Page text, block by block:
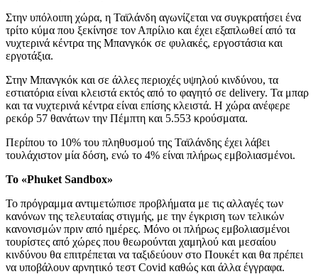
Στην υπόλοιπη χώρα, η Ταϊλάνδη αγωνίζεται να συγκρατήσει ένα
τρίτο κύμα που ξεκίνησε τον Απρίλιο και έχει εξαπλωθεί από τα
νυχτερινά κέντρα της Μπανγκόκ σε φυλακές, εργοστάσια και
εργοτάξια.
Στην Μπανγκόκ και σε άλλες περιοχές υψηλού κινδύνου, τα
εστιατόρια είναι κλειστά εκτός από το φαγητό σε delivery. Τα μπαρ
και τα νυχτερινά κέντρα είναι επίσης κλειστά. Η χώρα ανέφερε
ρεκόρ 57 θανάτων την Πέμπτη και 5.553 κρούσματα.
Περίπου το 10% του πληθυσμού της Ταϊλάνδης έχει λάβει
τουλάχιστον μία δόση, ενώ το 4% είναι πλήρως εμβολιασμένοι.
Το «Phuket Sandbox»
Το πρόγραμμα αντιμετώπισε προβλήματα με τις αλλαγές των
κανόνων της τελευταίας στιγμής, με την έγκριση των τελικών
κανονισμών πριν από ημέρες. Μόνο οι πλήρως εμβολιασμένοι
τουρίστες από χώρες που θεωρούνται χαμηλού και μεσαίου
κινδύνου θα επιτρέπεται να ταξιδεύουν στο Πουκέτ και θα πρέπει
να υποβάλουν αρνητικό τεστ Covid καθώς και άλλα έγγραφα.